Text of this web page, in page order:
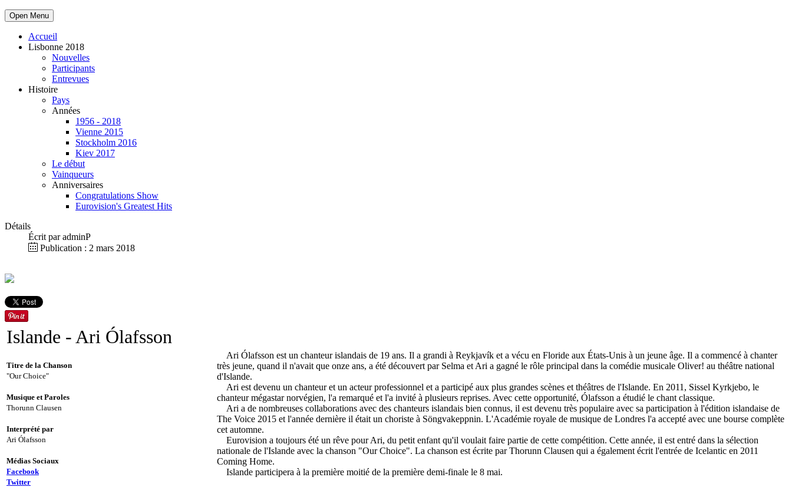
Open Menu
Accueil
Lisbonne 2018
Nouvelles
Participants
Entrevues
Histoire
Pays
Années
1956 - 2018
Vienne 2015
Stockholm 2016
Kiev 2017
Le début
Vainqueurs
Anniversaires
Congratulations Show
Eurovision's Greatest Hits
Détails
Écrit paradminP
Publication : 2 mars 2018
Islande - Ari Ólafsson
Titre de la Chanson
"Our Choice"
Musique et Paroles
Thorunn Clausen
Interprété par
Ari Ólafsson
Médias Sociaux
Facebook
Twitter
Ari Ólafsson est un chanteur islandais de 19 ans. Il a grandi à Reykjavík et a vécu en Floride aux États-Unis à un jeune âge. Il a commencé à chanter
très jeune, quand il n'avait que onze ans, a été découvert par Selma et Ari a gagné le rôle principal dans la comédie musicale Oliver! au théâtre national
d'Islande.
Ari est devenu un chanteur et un acteur professionnel et a participé aux plus grandes scènes et théâtres de l'Islande. En 2011, Sissel Kyrkjebo, le
chanteur mégastar norvégien, l'a remarqué et l'a invité à plusieurs reprises. Avec cette opportunité, Ólafsson a étudié le chant classique.
Ari a de nombreuses collaborations avec des chanteurs islandais bien connus, il est devenu très populaire avec sa participation à l'édition islandaise de
The Voice 2015 et l'année dernière il était un choriste à Söngvakeppnin. L'Académie royale de musique de Londres l'a accepté avec une bourse complète
cet automne.
Eurovision a toujours été un rêve pour Ari, du petit enfant qu'il voulait faire partie de cette compétition. Cette année, il est entré dans la sélection
nationale de l'Islande avec la chanson "Our Choice". La chanson est écrite par Thorunn Clausen qui a également écrit l'entrée de Icelantic en 2011
Coming Home.
Islande participera à la première moitié de la première demi-finale le 8 mai.